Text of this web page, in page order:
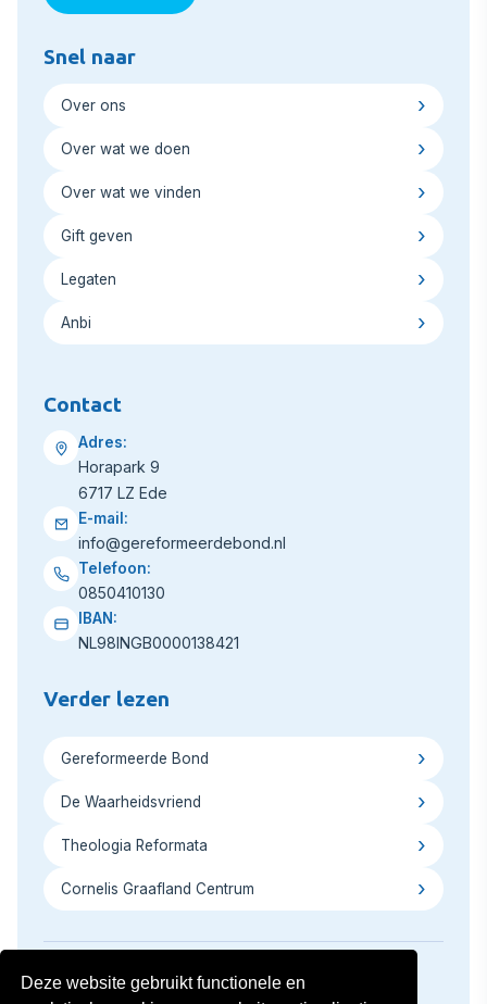
Snel naar
Over ons
Over wat we doen
Over wat we vinden
Gift geven
Legaten
Anbi
Contact
Adres:
Horapark 9
6717 LZ Ede
E-mail:
info@gereformeerdebond.nl
Telefoon:
0850410130
IBAN:
NL98INGB0000138421
Verder lezen
Gereformeerde Bond
De Waarheidsvriend
Theologia Reformata
Cornelis Graafland Centrum
Deze website gebruikt functionele en